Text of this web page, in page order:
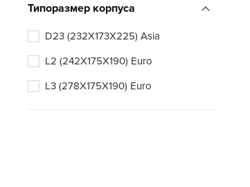
Типоразмер корпуса
D23 (232X173X225) Asia
L2 (242X175X190) Euro
L3 (278X175X190) Euro